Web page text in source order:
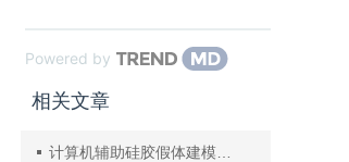
Powered by
相关文章
计算机辅助硅胶假体建模、分析与制作方法